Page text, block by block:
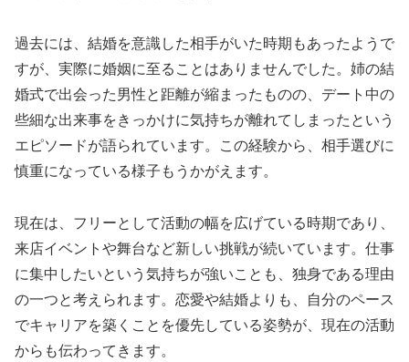
過去には、結婚を意識した相手がいた時期もあったようで
すが、実際に婚姻に至ることはありませんでした。姉の結
婚式で出会った男性と距離が縮まったものの、デート中の
些細な出来事をきっかけに気持ちが離れてしまったという
エピソードが語られています。この経験から、相手選びに
慎重になっている様子もうかがえます。
現在は、フリーとして活動の幅を広げている時期であり、
来店イベントや舞台など新しい挑戦が続いています。仕事
に集中したいという気持ちが強いことも、独身である理由
の一つと考えられます。恋愛や結婚よりも、自分のペース
でキャリアを築くことを優先している姿勢が、現在の活動
からも伝わってきます。